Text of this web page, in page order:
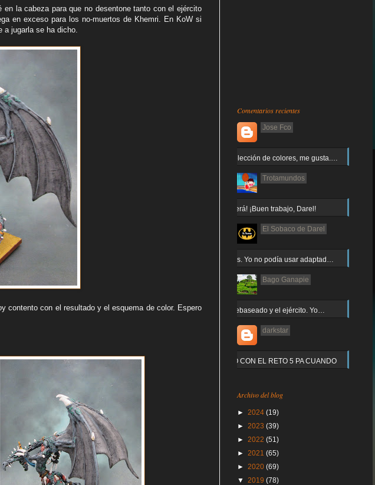
la cabeza para que no desentone tanto con el ejército
en exceso para los no-muertos de Khemri. En KoW si
a jugarla se ha dicho.
contento con el resultado y el esquema de color. Espero
Comentarios recientes
Jose Fco
Muy buena elección de colores, me gusta.…
Trotamundos
¡Arnor no caerá! ¡Buen trabajo, Darel!
El Sobaco de Darel
Jajaja gracias. Yo no podía usar adaptad…
Bago Ganapie
Increíble el rebaseado y el ejército. Yo…
darkstar
Y QUE PASO CON EL RETO 5 PA CUANDO
Archivo del blog
► 2024 (19)
► 2023 (39)
► 2022 (51)
► 2021 (65)
► 2020 (69)
▼ 2019 (78)